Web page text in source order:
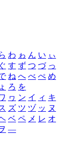
わ ゎ ん い ぃ
ぐ す ず つ づ っ
ね へ べ ぺ め
ょ ろ を
ヮ ン イ ィ キ
ズ ツ ヅ ッ ヌ
ベ ペ メ レ オ
―